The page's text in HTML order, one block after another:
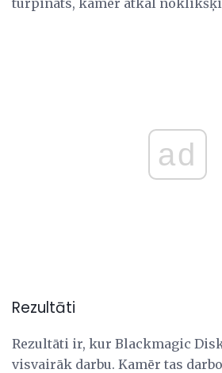
ad
Rezultāti
Rezultāti ir, kur Blackmagic
visvairāk darbu. Kamēr tas